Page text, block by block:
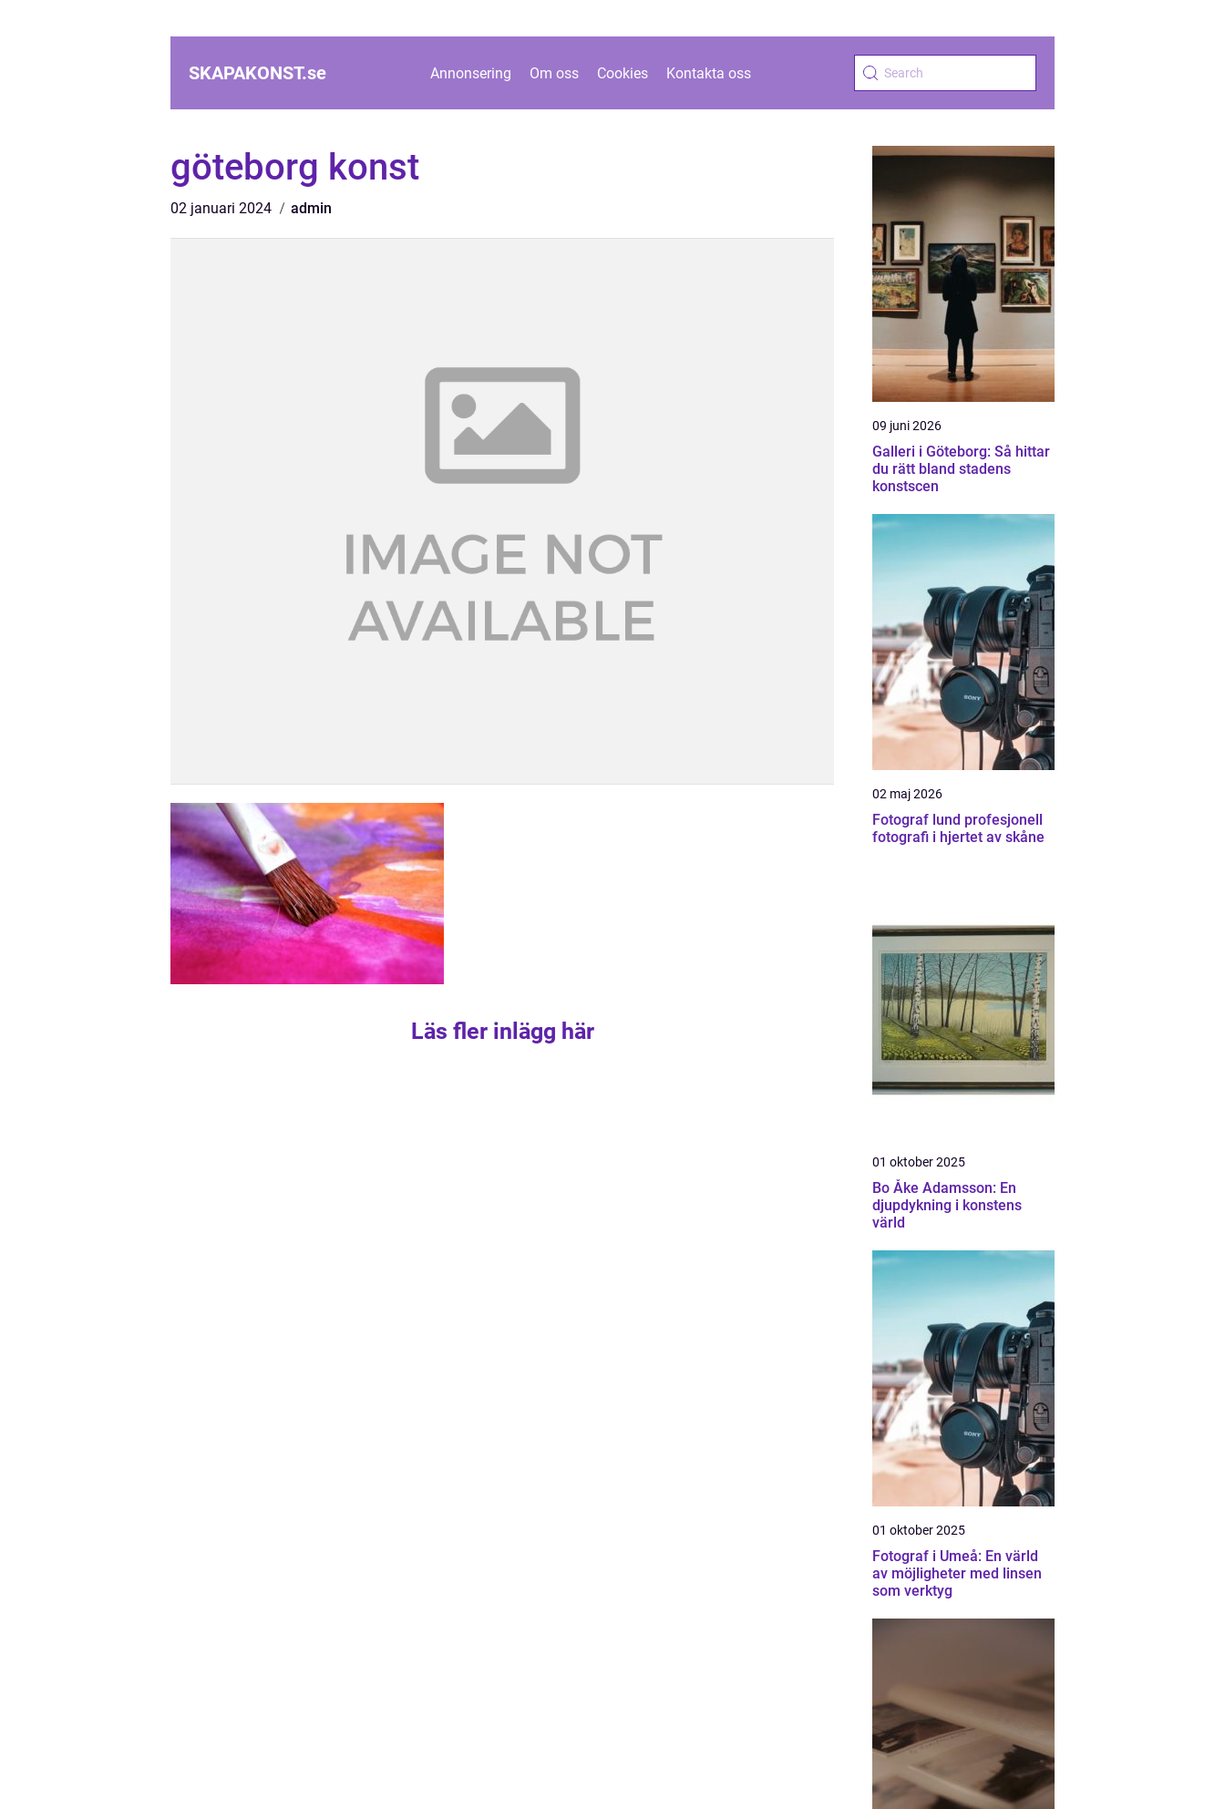
SKAPAKONST.se Annonsering Om oss Cookies Kontakta oss
göteborg konst
02 januari 2024 admin
Läs fler inlägg här
09 juni 2026
Galleri i Göteborg: Så hittar
du rätt bland stadens
konstscen
02 maj 2026
Fotograf lund profesjonell
fotografi i hjertet av skåne
01 oktober 2025
Bo Åke Adamsson: En
djupdykning i konstens
värld
01 oktober 2025
Fotograf i Umeå: En värld
av möjligheter med linsen
som verktyg